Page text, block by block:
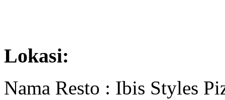
Lokasi:
Nama Resto : Ibis Styles